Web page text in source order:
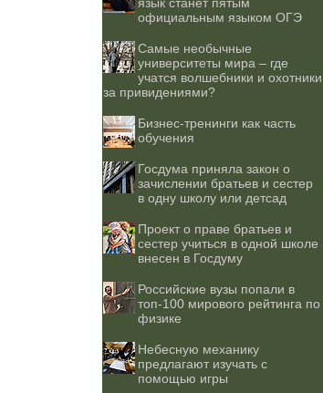
официальным языком ОГЭ
Самые необычные
университеты мира – где
учатся волшебники и охотники
за привидениями?
Бизнес-тренинги как часть
обучения
Госдума приняла закон о
зачислении братьев и сестер
в одну школу или детсад
Проект о праве братьев и
сестер учиться в одной школе
внесен в Госдуму
Российские вузы попали в
топ-100 мирового рейтинга по
физике
Небесную механику
предлагают изучать с
помощью игры